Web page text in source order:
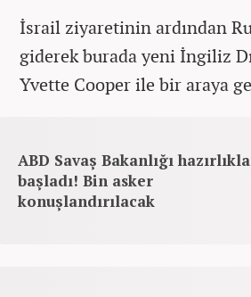
İsrail ziyaretinin ardından
giderek burada yeni İngiliz
Yvette Cooper ile bir araya
ABD Savaş Bakanlığı
başladı! Bin asker
konuşlandırılacak